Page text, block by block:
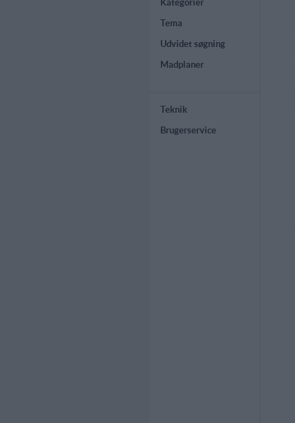
Kategorier
Tema
Udvidet søgning
Madplaner
Teknik
Brugerservice